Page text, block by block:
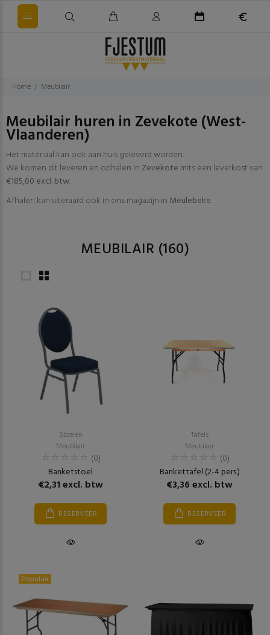
Home Meubilair
Meubilair huren in Zevekote (West-
Vlaanderen)
Het materiaal kan ook aan huis geleverd worden.
We komen dit leveren en ophalen In Zevekote mits een leverkost van
€185,00 excl. btw.
Afhalen kan uiteraard ook in ons magazijn in Meulebeke
MEUBILAIR (160)
Stoelen
Meubilair
(0)
Banketstoel
€2,31 excl. btw
RESERVEER
Tafels
Meubilair
(0)
Bankettafel (2-4 pers.)
€3,36 excl. btw
RESERVEER
Populair